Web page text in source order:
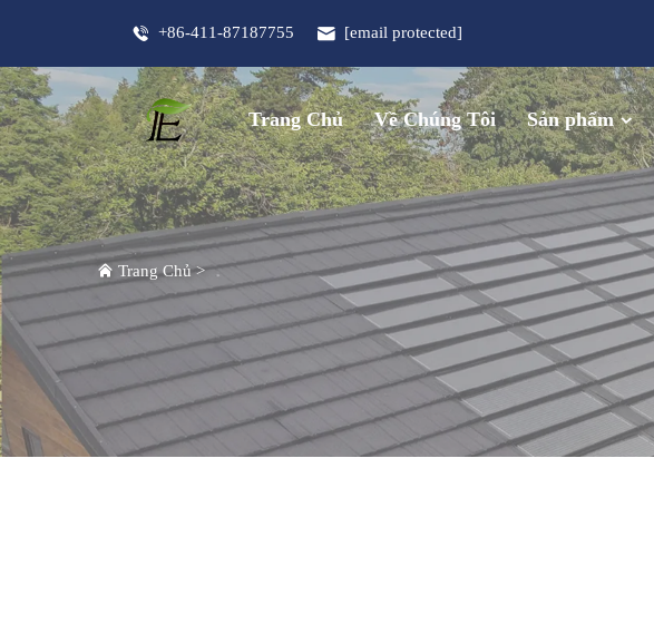
+86-411-87187755 [email protected]
Trang Chủ Về Chúng Tôi Sản phẩm
Trang Chủ>